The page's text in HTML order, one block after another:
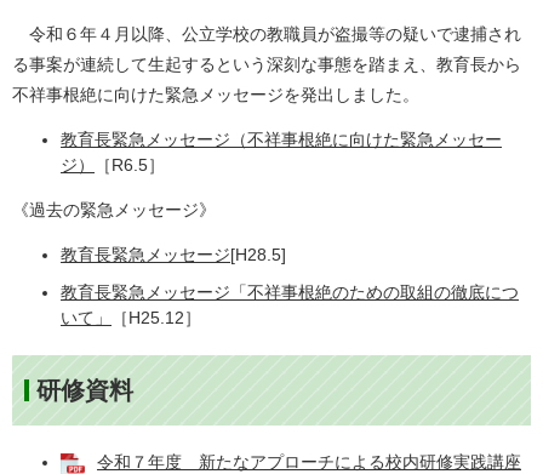
令和６年４月以降、公立学校の教職員が盗撮等の疑いで逮捕され
る事案が連続して生起するという深刻な事態を踏まえ、教育長から
不祥事根絶に向けた緊急メッセージを発出しました。
教育長緊急メッセージ（不祥事根絶に向けた緊急メッセー
ジ）
［R6.5］
《過去の緊急メッセージ》
教育長緊急メッセージ[H28.5]
教育長緊急メッセージ「不祥事根絶のための取組の徹底につ
いて」
［H25.12］
研修資料
令和７年度 新たなアプローチによる校内研修実践講座